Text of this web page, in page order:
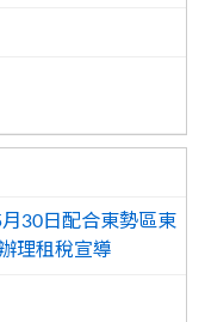
30日配合東勢區東
理租稅宣導